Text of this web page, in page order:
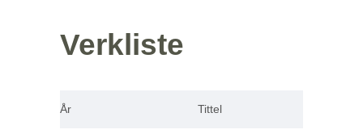
Verkliste
År Tittel